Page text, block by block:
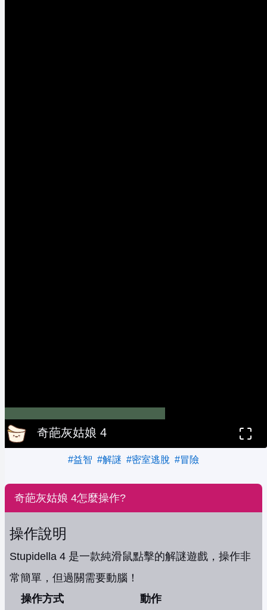
奇葩灰姑娘 4
#益智 #解謎 #密室逃脫 #冒險
奇葩灰姑娘 4怎麼操作?
操作說明
Stupidella 4 是一款純滑鼠點擊的解謎遊戲，操作非
常簡單，但過關需要動腦！
操作方式
動作